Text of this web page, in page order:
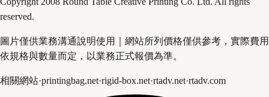
reserved.
圖片僅供業務溝通說明使用｜網站所列價格僅供參考，實際費用
依規格與數量而定，以業務正式報價為準。
相關網站·printingbag.net·rigid-box.net·rtadv.net·rtadv.com